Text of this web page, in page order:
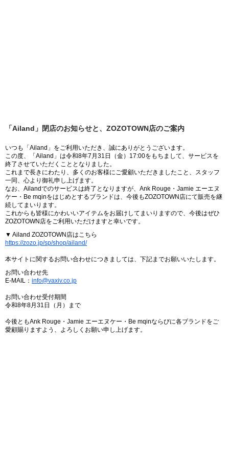
「Ailand」閉店のお知らせと、ZOZOTOWN店のご案内
いつも「Ailand」をご利用いただき、誠にありがとうございます。
この度、「Ailand」は令和8年7月31日（金）17:00をもちまして、サービスを
終了させていただくこととなりました。
これまで長きにわたり、多くのお客様にご愛顧いただきましたこと、スタッフ
一同、心より御礼申し上げます。
なお、Ailandでのサービスは終了となりますが、Ank Rouge・Jamie エーエヌ
ケー・Be mqinをはじめとするブランドは、今後もZOZOTOWN店にて販売を継
続してまいります。
これからも皆様にかわいいアイテムをお届けしてまいりますので、今後はぜひ
ZOZOTOWN店をご利用いただけますと幸いです。
▼ Ailand ZOZOTOWN店はこちら
https://zozo.jp/sp/shop/ailand/
本サイトに関するお問い合わせにつきましては、下記までお願いいたします。
お問い合わせ先
E-MAIL： info@vaxiv.co.jp
お問い合わせ受付期間
令和8年8月31日（月）まで
今後ともAnk Rouge・Jamie エーエヌケー・Be mqinならびに各ブランドをご
愛顧賜りますよう、よろしくお願い申し上げます。